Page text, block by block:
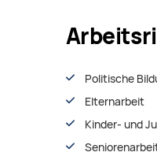
Politische
Elternarbeit
Kinder- und